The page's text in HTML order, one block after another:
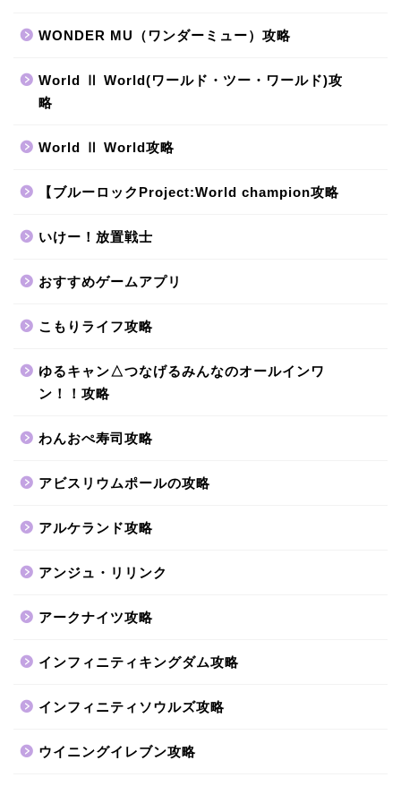
WONDER MU（ワンダーミュー）攻略
World Ⅱ World(ワールド・ツー・ワールド)攻
略
World Ⅱ World攻略
【ブルーロックProject:World champion攻略
いけー！放置戦士
おすすめゲームアプリ
こもりライフ攻略
ゆるキャン△つなげるみんなのオールインワ
ン！！攻略
わんおぺ寿司攻略
アビスリウムポールの攻略
アルケランド攻略
アンジュ・リリンク
アークナイツ攻略
インフィニティキングダム攻略
インフィニティソウルズ攻略
ウイニングイレブン攻略